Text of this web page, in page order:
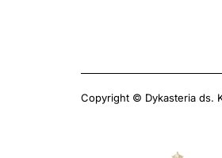
Copyright © Dykasteria ds.